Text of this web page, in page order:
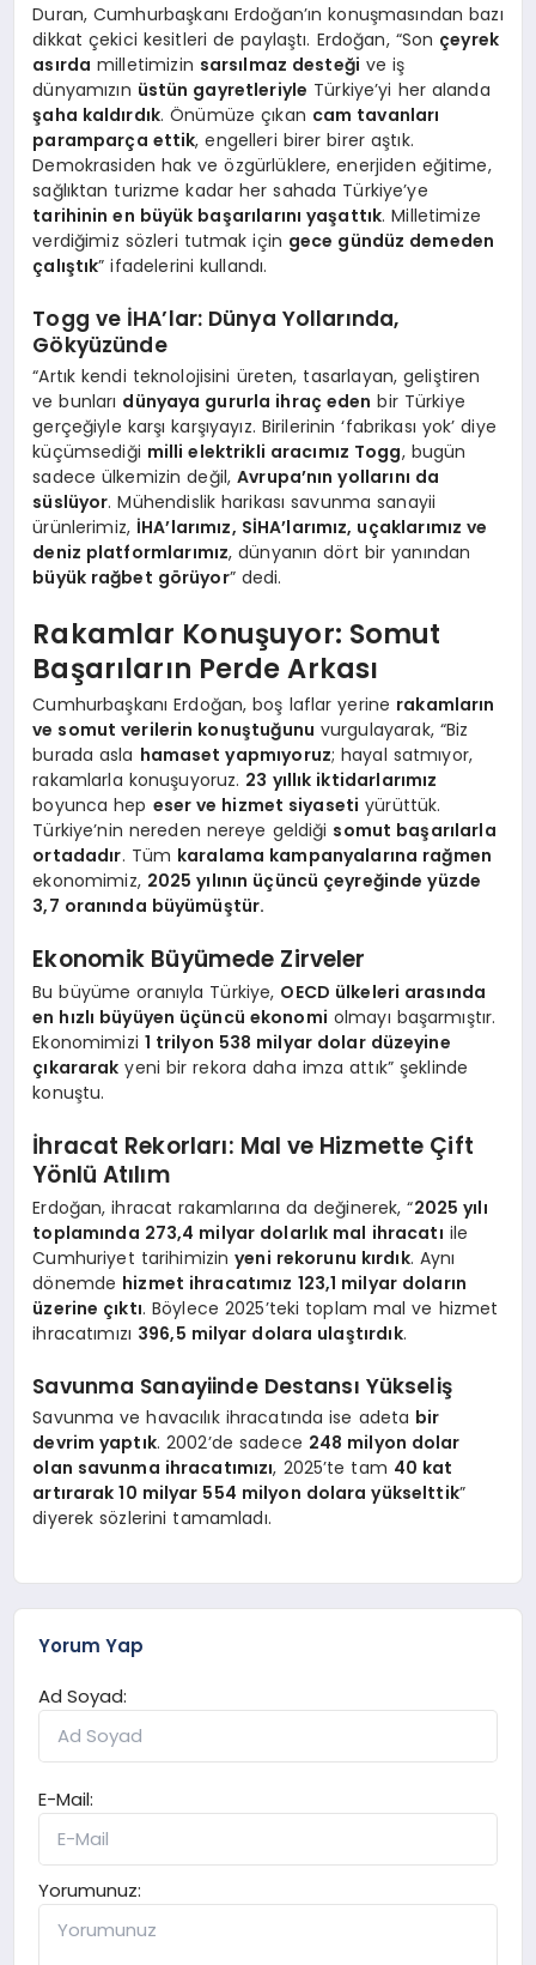
Duran, Cumhurbaşkanı Erdoğan’ın konuşmasından bazı
dikkat çekici kesitleri de paylaştı. Erdoğan, “Son çeyrek
asırda milletimizin sarsılmaz desteği ve iş
dünyamızın üstün gayretleriyle Türkiye’yi her alanda
şaha kaldırdık. Önümüze çıkan cam tavanları
paramparça ettik, engelleri birer birer aştık.
Demokrasiden hak ve özgürlüklere, enerjiden eğitime,
sağlıktan turizme kadar her sahada Türkiye’ye
tarihinin en büyük başarılarını yaşattık. Milletimize
verdiğimiz sözleri tutmak için gece gündüz demeden
çalıştık” ifadelerini kullandı.
Togg ve İHA’lar: Dünya Yollarında,
Gökyüzünde
“Artık kendi teknolojisini üreten, tasarlayan, geliştiren
ve bunları dünyaya gururla ihraç eden bir Türkiye
gerçeğiyle karşı karşıyayız. Birilerinin ‘fabrikası yok’ diye
küçümsediği milli elektrikli aracımız Togg, bugün
sadece ülkemizin değil,Avrupa’nın yollarını da
süslüyor. Mühendislik harikası savunma sanayii
ürünlerimiz, İHA’larımız, SİHA’larımız, uçaklarımız ve
deniz platformlarımız, dünyanın dört bir yanından
büyük rağbet görüyor” dedi.
Rakamlar Konuşuyor: Somut
Başarıların Perde Arkası
Cumhurbaşkanı Erdoğan, boş laflar yerine rakamların
ve somut verilerin konuştuğunu vurgulayarak, “Biz
burada asla hamaset yapmıyoruz; hayal satmıyor,
rakamlarla konuşuyoruz. 23 yıllık iktidarlarımız
boyunca hep eser ve hizmet siyaseti yürüttük.
Türkiye’nin nereden nereye geldiği somut başarılarla
ortadadır. Tüm karalama kampanyalarına rağmen
ekonomimiz, 2025 yılının üçüncü çeyreğinde yüzde
3,7 oranında büyümüştür.
Ekonomik Büyümede Zirveler
Bu büyüme oranıyla Türkiye, OECD ülkeleri arasında
en hızlı büyüyen üçüncü ekonomi olmayı başarmıştır.
Ekonomimizi 1 trilyon 538 milyar dolar düzeyine
çıkararak yeni bir rekora daha imza attık” şeklinde
konuştu.
İhracat Rekorları: Mal ve Hizmette Çift
Yönlü Atılım
Erdoğan, ihracat rakamlarına da değinerek, “2025 yılı
toplamında 273,4 milyar dolarlık mal ihracatı ile
Cumhuriyet tarihimizinyeni rekorunu kırdık. Aynı
dönemde hizmet ihracatımız 123,1 milyar doların
üzerine çıktı. Böylece 2025’teki toplam mal ve hizmet
ihracatımızı 396,5 milyar dolara ulaştırdık.
Savunma Sanayiinde Destansı Yükseliş
Savunma ve havacılık ihracatında ise adeta bir
devrim yaptık. 2002’de sadece 248 milyon dolar
olan savunma ihracatımızı, 2025’te tam 40 kat
artırarak 10 milyar 554 milyon dolara yükselttik”
diyerek sözlerini tamamladı.
Yorum Yap
Ad Soyad:
E-Mail:
Yorumunuz: